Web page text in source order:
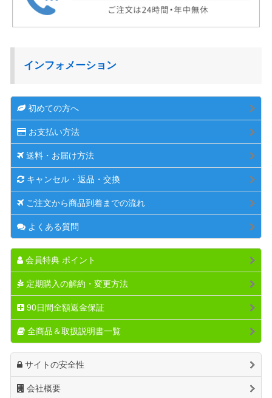
インフォメーション
初めての方へ
お支払い方法
送料・お届け方法
キャンセル・返品・交換
ご注文から商品到着までの流れ
よくある質問
会員特典 ポイント
定期購入の解約・変更方法
90日間全額返金保証
全商品＆取扱説明書一覧
サイトの安全性
会社概要